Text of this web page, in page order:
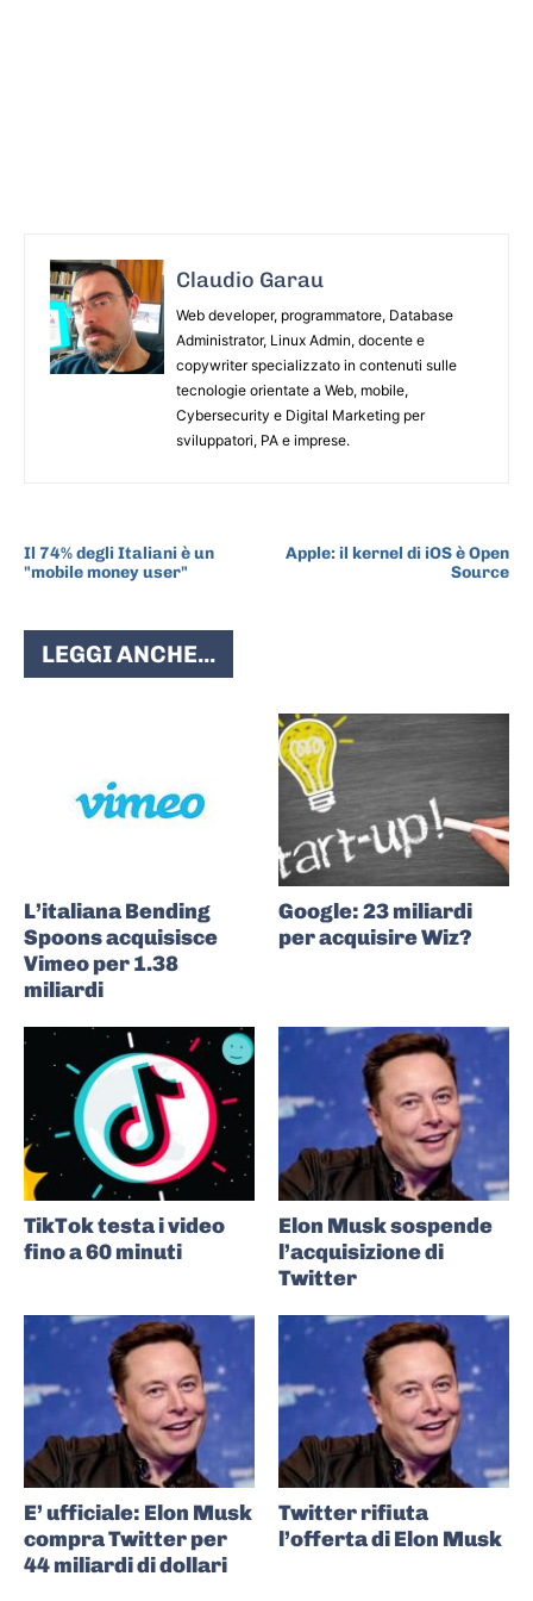
Claudio Garau
Web developer, programmatore, Database
Administrator, Linux Admin, docente e
copywriter specializzato in contenuti sulle
tecnologie orientate a Web, mobile,
Cybersecurity e Digital Marketing per
sviluppatori, PA e imprese.
Il 74% degli Italiani è un
"mobile money user"
Apple: il kernel di iOS è Open
Source
LEGGI ANCHE...
L’italiana Bending
Spoons acquisisce
Vimeo per 1.38
miliardi
Google: 23 miliardi
per acquisire Wiz?
TikTok testa i video
fino a 60 minuti
Elon Musk sospende
l’acquisizione di
Twitter
E’ ufficiale: Elon Musk
compra Twitter per
44 miliardi di dollari
Twitter rifiuta
l’offerta di Elon Musk